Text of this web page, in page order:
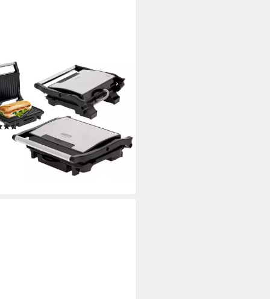
CR-3044, 2100 W,
Cool-Touch-
Antihaftbeschichtung
(13)
€ UVP39,99 €
- in 3-4 Werktagen bei dir